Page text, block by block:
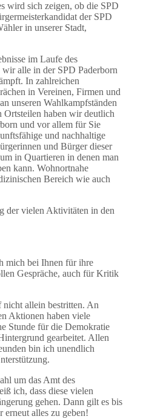
wird sich zeigen, ob die SPD
der SPD
in unserer Stadt,
im Laufe des
alle in der SPD Paderborn
In zahlreichen
in Vereinen, Firmen und
unseren Wahlkampfständen
Ortsteilen haben wir deutlich
und vor allem für Sie
und nachhaltige
und Bürger dieser
in Quartieren in denen man
kann. Wohnortnahe
Bereich wie auch
der vielen Aktivitäten in den
mich bei Ihnen für ihre
Gespräche, auch für Kritik
nicht allein bestritten. An
Aktionen haben viele
Stunde für die Demokratie
gearbeitet. Allen
bin ich unendlich
um das Amt des
ich, dass diese vielen
gehen. Dann gilt es bis
erneut alles zu geben!